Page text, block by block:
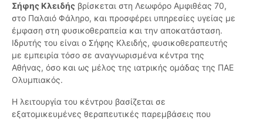
Σήφης Κλειδής βρίσκεται στη Λεωφόρο Αμφιθέας 70,
στο Παλαιό Φάληρο, και προσφέρει υπηρεσίες υγείας με
έμφαση στη φυσικοθεραπεία και την αποκατάσταση.
Ιδρυτής του είναι ο Σήφης Κλειδής, φυσικοθεραπευτής
με εμπειρία τόσο σε αναγνωρισμένα κέντρα της
Αθήνας, όσο και ως μέλος της ιατρικής ομάδας της ΠΑΕ
Ολυμπιακός.
Η λειτουργία του κέντρου βασίζεται σε
εξατομικευμένες θεραπευτικές παρεμβάσεις που